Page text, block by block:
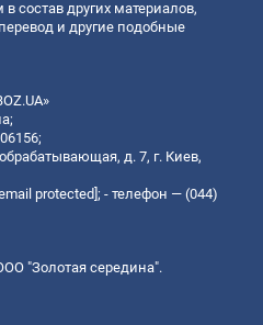
состав других материалов,
и другие подобные
д. 7, г. Киев,
protected] ; - телефон — (044)
"Золотая середина".